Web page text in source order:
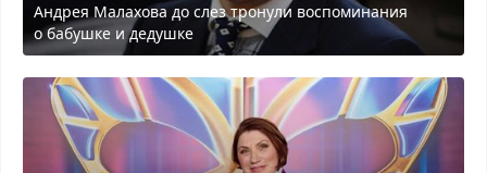
Андрея Малахова до слез тронули воспоминания
о бабушке и дедушке